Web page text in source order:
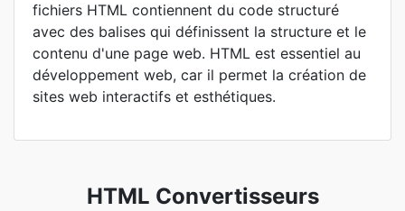
fichiers HTML contiennent du code structuré
avec des balises qui définissent la structure et le
contenu d'une page web. HTML est essentiel au
développement web, car il permet la création de
sites web interactifs et esthétiques.
HTML Convertisseurs